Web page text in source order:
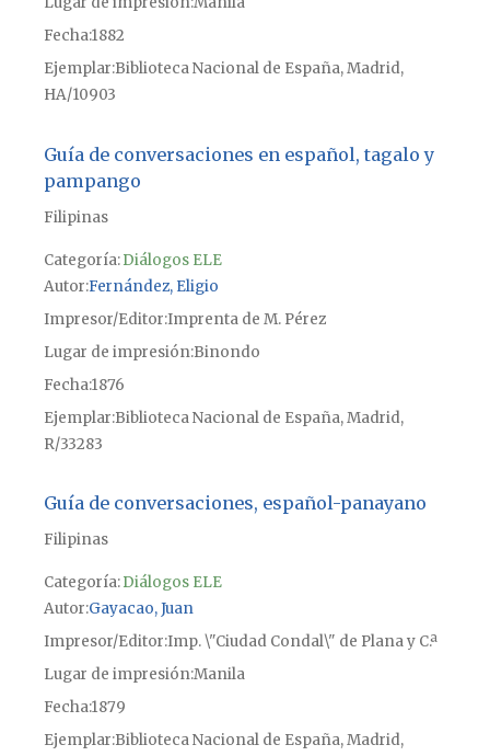
Fecha1882
Ejemplar Biblioteca Nacional de España, Madrid,
HA/10903
Guía de conversaciones en español, tagalo y
pampango
Filipinas
Categoría:Diálogos ELE
Autor Fernández, Eligio
Impresor/Editor Imprenta de M. Pérez
Lugar de impresiónBinondo
Fecha1876
Ejemplar Biblioteca Nacional de España, Madrid,
R/33283
Guía de conversaciones, español-panayano
Filipinas
Categoría:Diálogos ELE
Autor Gayacao, Juan
Impresor/Editor Imp. \"Ciudad Condal\" de Plana y C.ª
Lugar de impresiónManila
Fecha1879
Ejemplar Biblioteca Nacional de España, Madrid,